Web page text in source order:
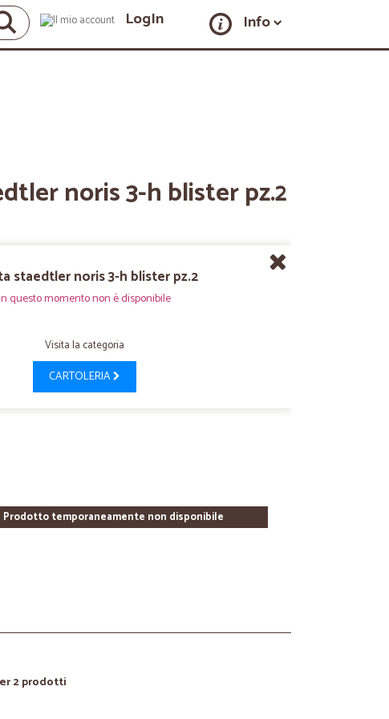
LogIn Info
noris 3-h blister pz.2
staedtler noris 3-h blister pz.2
questo momento non è disponibile
Visita la categoria
CARTOLERIA
Prodotto temporaneamente non disponibile
2 prodotti